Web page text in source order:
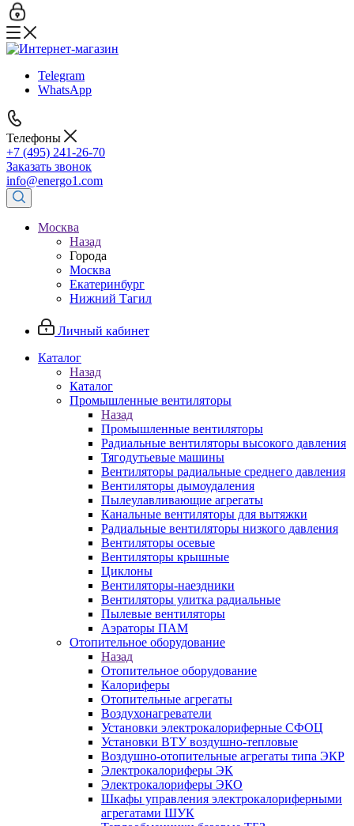
Telegram
WhatsApp
Телефоны
+7 (495) 241-26-70
Заказать звонок
info@energo1.com
Москва
Назад
Города
Москва
Екатеринбург
Нижний Тагил
Личный кабинет
Каталог
Назад
Каталог
Промышленные вентиляторы
Назад
Промышленные вентиляторы
Радиальные вентиляторы высокого давления
Тягодутьевые машины
Вентиляторы радиальные среднего давления
Вентиляторы дымоудаления
Пылеулавливающие агрегаты
Канальные вентиляторы для вытяжки
Радиальные вентиляторы низкого давления
Вентиляторы осевые
Вентиляторы крышные
Циклоны
Вентиляторы-наездники
Вентиляторы улитка радиальные
Пылевые вентиляторы
Аэраторы ПАМ
Отопительное оборудование
Назад
Отопительное оборудование
Калориферы
Отопительные агрегаты
Воздухонагреватели
Установки электрокалориферные СФОЦ
Установки ВТУ воздушно-тепловые
Воздушно-отопительные агрегаты типа ЭКР
Электрокалориферы ЭК
Электрокалориферы ЭКО
Шкафы управления электрокалориферными
агрегатами ШУК